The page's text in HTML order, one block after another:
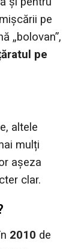
pe
„bolovan”,
pe
altele
mulți
așeza
clar.
2010 de